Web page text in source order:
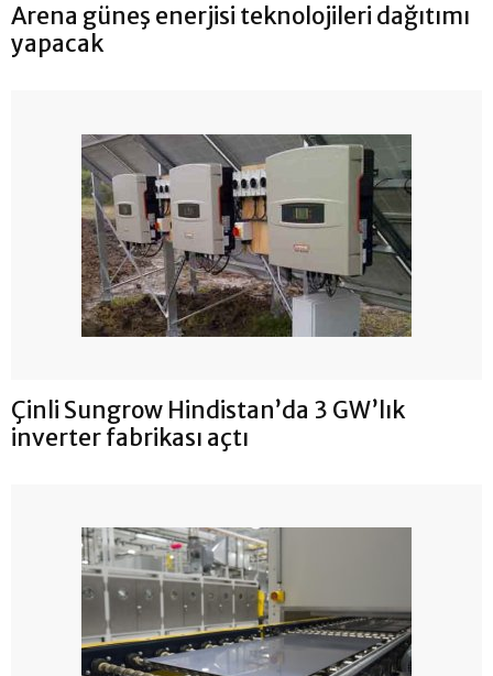
Arena güneş enerjisi teknolojileri dağıtımı
yapacak
Çinli Sungrow Hindistan’da 3 GW’lık
inverter fabrikası açtı